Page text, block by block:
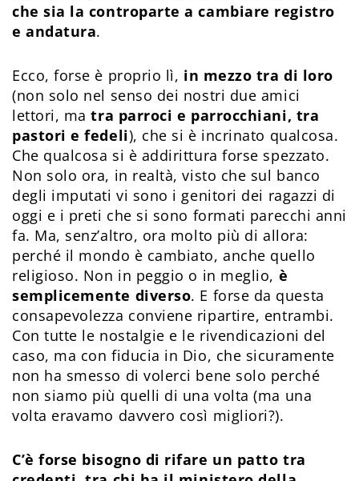
che sia la controparte a cambiare registro
e andatura.
Ecco, forse è proprio lì, in mezzo tra di loro
(non solo nel senso dei nostri due amici
lettori, matra parroci e parrocchiani, tra
pastori e fedeli), che si è incrinato qualcosa.
Che qualcosa si è addirittura forse spezzato.
Non solo ora, in realtà, visto che sul banco
degli imputati vi sono i genitori dei ragazzi di
oggi e i preti che si sono formati parecchi anni
fa. Ma, senz’altro, ora molto più di allora:
perché il mondo è cambiato, anche quello
religioso. Non in peggio o in meglio, è
semplicemente diverso. E forse da questa
consapevolezza conviene ripartire, entrambi.
Con tutte le nostalgie e le rivendicazioni del
caso, ma con fiducia in Dio, che sicuramente
non ha smesso di volerci bene solo perché
non siamo più quelli di una volta (ma una
volta eravamo davvero così migliori?).
C’è forse bisogno di rifare un patto tra